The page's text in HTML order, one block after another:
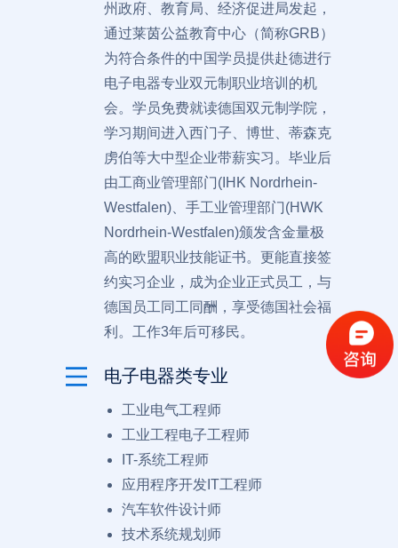
州政府、教育局、经济促进局发起，
通过莱茵公益教育中心（简称GRB）
为符合条件的中国学员提供赴德进行
电子电器专业双元制职业培训的机
会。学员免费就读德国双元制学院，
学习期间进入西门子、博世、蒂森克
虏伯等大中型企业带薪实习。毕业后
由工商业管理部门(IHK Nordrhein-
Westfalen)、手工业管理部门(HWK
Nordrhein-Westfalen)颁发含金量极
高的欧盟职业技能证书。更能直接签
约实习企业，成为企业正式员工，与
德国员工同工同酬，享受德国社会福
利。工作3年后可移民。
电子电器类专业
工业电气工程师
工业工程电子工程师
IT-系统工程师
应用程序开发IT工程师
汽车软件设计师
技术系统规划师